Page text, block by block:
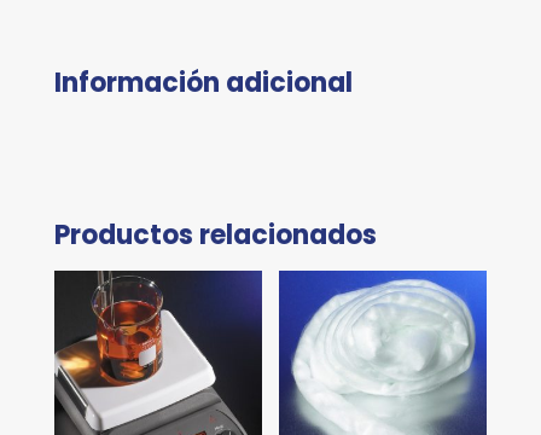
Información adicional
Productos relacionados